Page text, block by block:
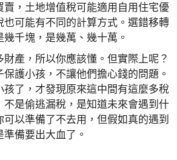
賣，土地增值稅可能適用自用住宅優
也可能有不同的計算方式。選錯移轉
千塊，是幾萬、幾十萬。
產，所以你應該懂。但實際上呢？
護小孩，不讓他們擔心錢的問題。
孩了，才發現原來這中間有這麼多稅
不是偷逃漏稅，是知道未來會遇到什
以準備了不去用，但假如真的遇到
備要出大血了。